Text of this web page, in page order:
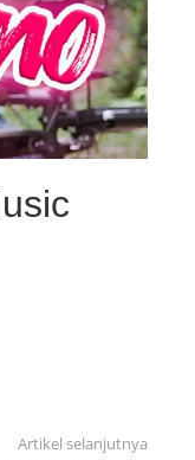
Artikel selanjutnya